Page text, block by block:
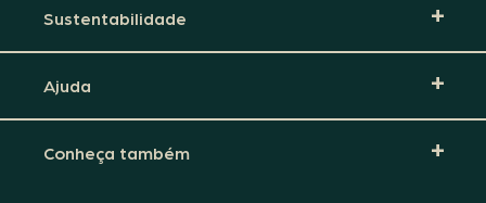
Sustentabilidade
Ajuda
Conheça também